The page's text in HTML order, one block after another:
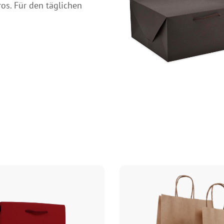
Für den täglichen